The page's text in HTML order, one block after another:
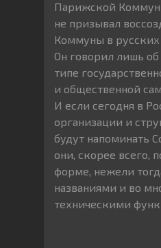
Парижской
не призывал
Коммуны в русских
Он говорил лишь
типе
и общественной
И если сегодня в
организации и
будут напоминать
они, скорее всего,
форме, нежели
названиями и во
техническими